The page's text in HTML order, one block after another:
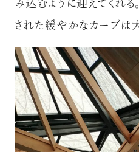
み込むように迎えてくれ
された緩やかなカーブは